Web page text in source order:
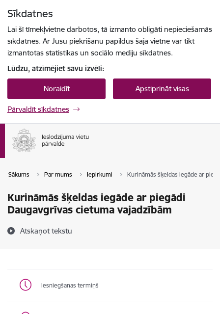
Sīkdatnes
Lai šī tīmekļvietne darbotos, tā izmanto obligāti nepieciešamās
sīkdatnes. Ar Jūsu piekrišanu papildus šajā vietnē var tikt
izmantotas statistikas un sociālo mediju sīkdatnes.
Lūdzu, atzīmējiet savu izvēli:
Noraidīt Apstiprināt visas
Pārvaldīt sīkdatnes
Sākums Par mums Iepirkumi Kurināmās šķeldas iegāde ar
Kurināmās šķeldas iegāde ar piegādi
Daugavgrīvas cietuma vajadzībām
Atskaņot tekstu
Iesniegšanas termiņš